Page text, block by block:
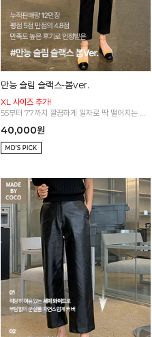
만능 슬림 슬랙스-봄ver.
XL 사이즈 추가!
55부터 77까지 깔끔하게 일자로 딱 떨어지는 핏
7센티밴드로 편하하고 날씬하게 뱃살도 눌러줘요
~
40,000원